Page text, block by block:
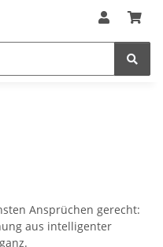
Ansprüchen gerecht:
aus intelligenter